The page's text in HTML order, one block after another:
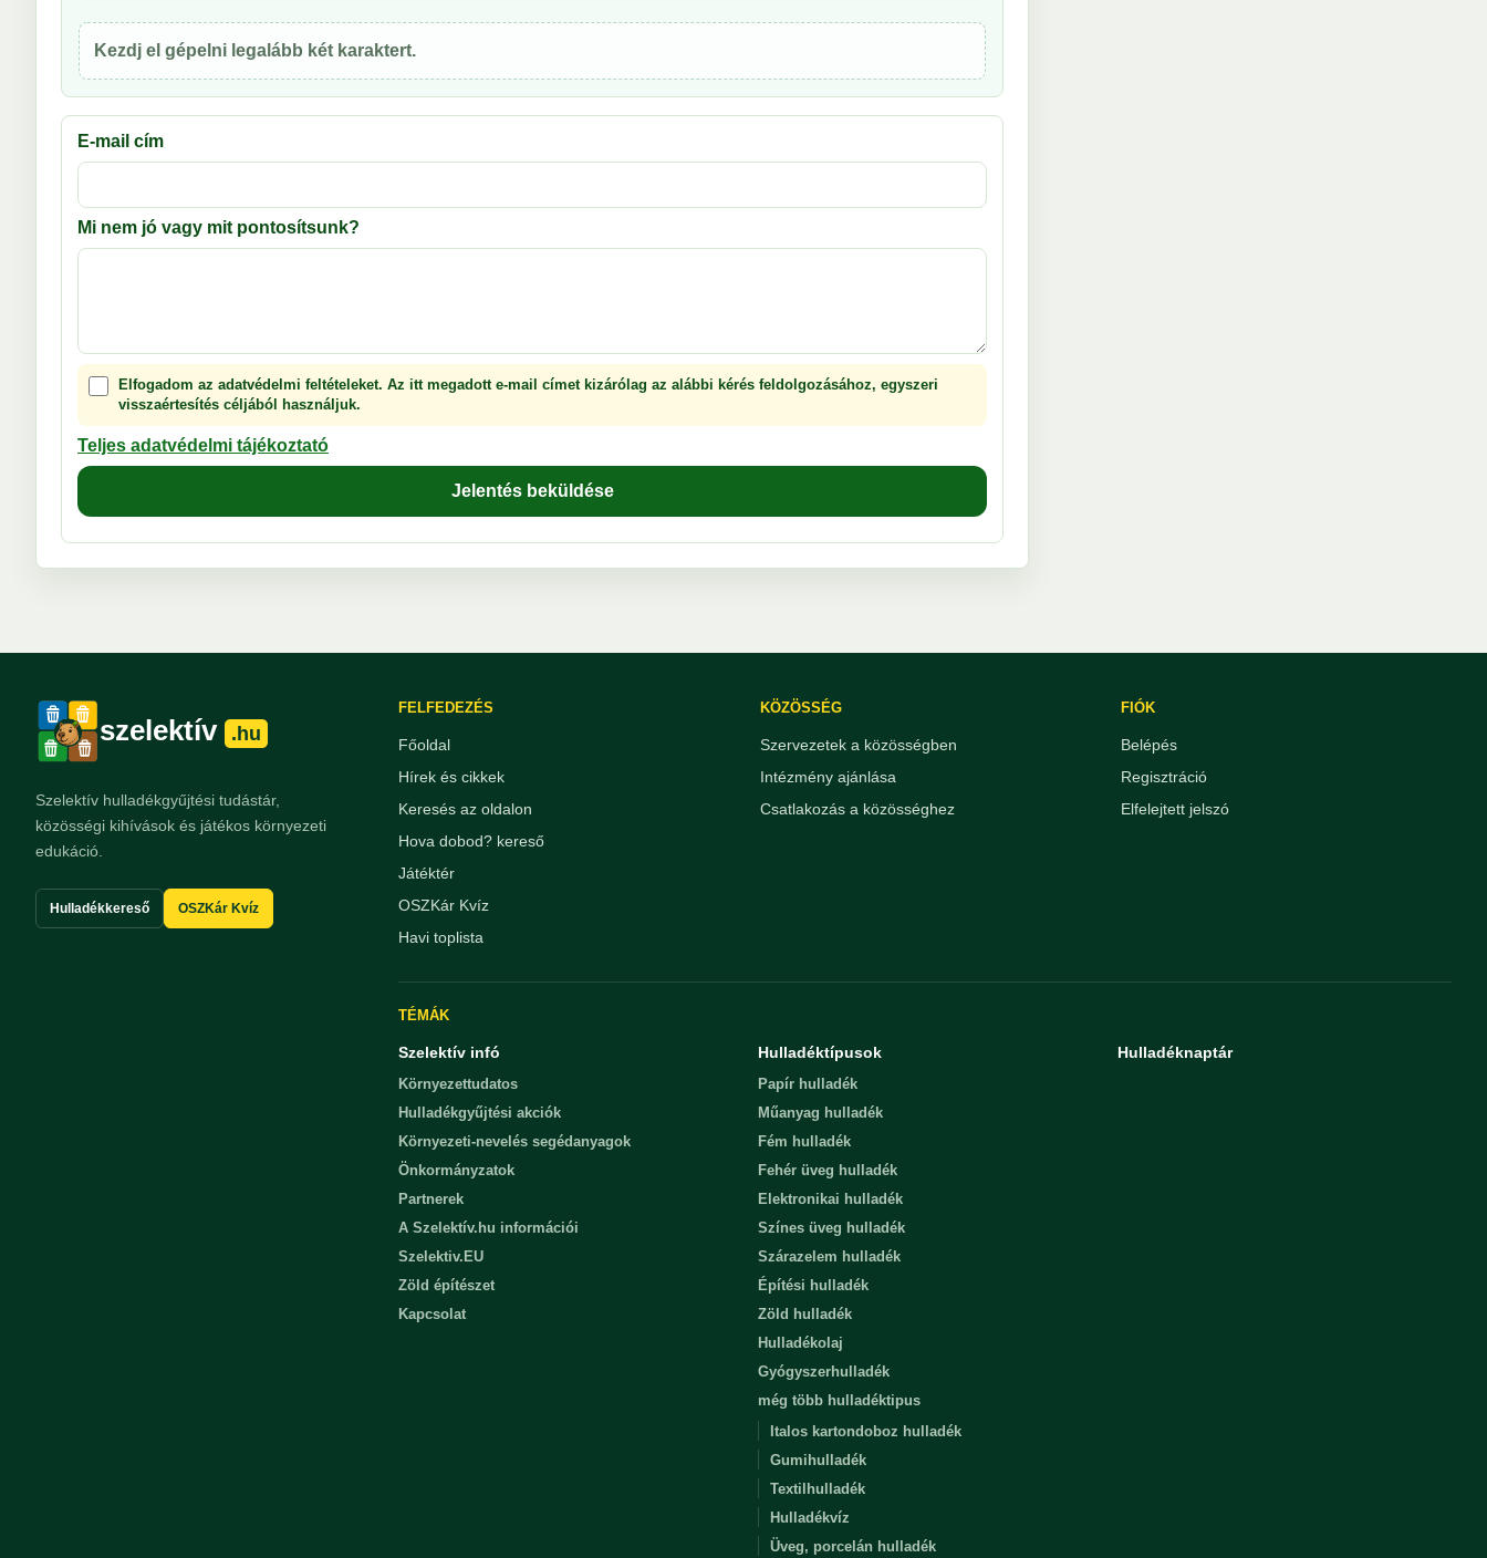
Kezdj el gépelni legalább két karaktert.
E-mail cím
Mi nem jó vagy mit pontosítsunk?
Elfogadom az adatvédelmi feltételeket. Az itt megadott e-mail címet kizárólag az alábbi kérés feldolgozásához, egyszeri
visszaértesítés céljából használjuk.
Teljes adatvédelmi tájékoztató
Jelentés beküldése
szelektív .hu
Szelektív hulladékgyűjtési tudástár,
közösségi kihívások és játékos környezeti
edukáció.
Hulladékkereső OSZKár Kvíz
FELFEDEZÉS
Főoldal
Hírek és cikkek
Keresés az oldalon
Hova dobod? kereső
Játéktér
OSZKár Kvíz
Havi toplista
KÖZÖSSÉG
Szervezetek a közösségben
Intézmény ajánlása
Csatlakozás a közösséghez
FIÓK
Belépés
Regisztráció
Elfelejtett jelszó
TÉMÁK
Szelektív infó
Környezettudatos
Hulladékgyűjtési akciók
Környezeti-nevelés segédanyagok
Önkormányzatok
Partnerek
A Szelektív.hu információi
Szelektiv.EU
Zöld építészet
Kapcsolat
Hulladéktípusok
Papír hulladék
Műanyag hulladék
Fém hulladék
Fehér üveg hulladék
Elektronikai hulladék
Színes üveg hulladék
Szárazelem hulladék
Építési hulladék
Zöld hulladék
Hulladékolaj
Gyógyszerhulladék
még több hulladéktipus
Italos kartondoboz hulladék
Gumihulladék
Textilhulladék
Hulladékvíz
Üveg, porcelán hulladék
Hulladéknaptár